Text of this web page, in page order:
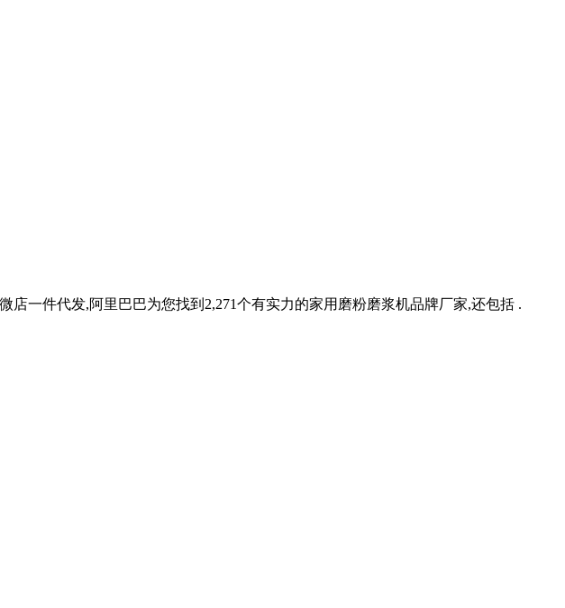
一件代发,阿里巴巴为您找到2,271个有实力的家用磨粉磨浆机品牌厂家,还包括 .